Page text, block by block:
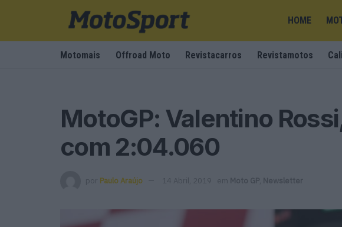
HOME
Motomais Offroad Moto Revistacarros Revistamotos
MotoGP: Valentino
com 2:04.060
por Paulo Araújo 14 Abril, 2019 em Moto GP Newsletter